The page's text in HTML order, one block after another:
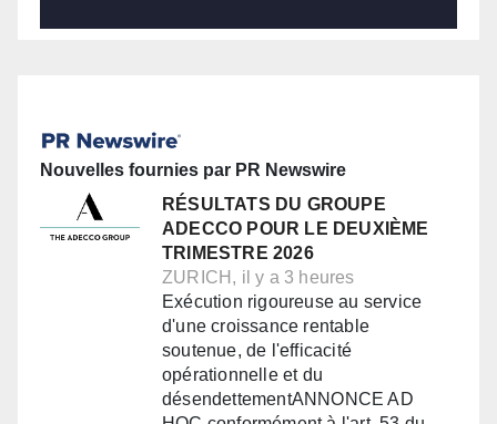
Nouvelles fournies par PR Newswire
RÉSULTATS DU GROUPE
ADECCO POUR LE DEUXIÈME
TRIMESTRE 2026
ZURICH, il y a 3 heures
Exécution rigoureuse au service
d'une croissance rentable
soutenue, de l'efficacité
opérationnelle et du
désendettementANNONCE AD